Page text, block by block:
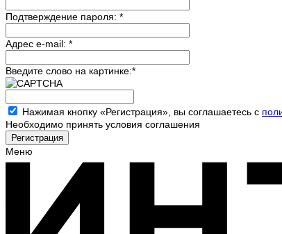
Подтверждение пароля: *
Адрес e-mail: *
Введите слово на картинке:*
Нажимая кнопку «Регистрация», вы соглашаетесь с
Необходимо принять условия соглашения
Меню